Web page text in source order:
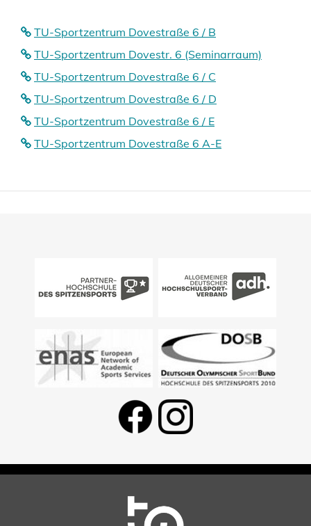
TU-Sportzentrum Dovestraße 6 / B
TU-Sportzentrum Dovestr. 6 (Seminarraum)
TU-Sportzentrum Dovestraße 6 / C
TU-Sportzentrum Dovestraße 6 / D
TU-Sportzentrum Dovestraße 6 / E
TU-Sportzentrum Dovestraße 6 A-E